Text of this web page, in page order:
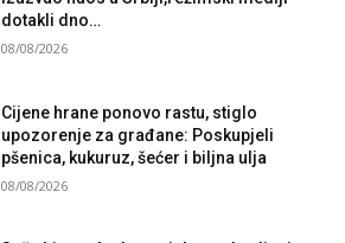
dotakli dno…
08/08/2026
Cijene hrane ponovo rastu, stiglo
upozorenje za građane: Poskupjeli
pšenica, kukuruz, šećer i biljna ulja
08/08/2026